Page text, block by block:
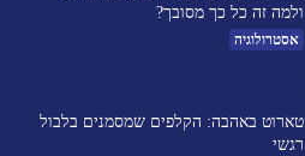
ולמה זה כל כך מסובך?
אסטרולוגיה
טארוט באהבה: הקלפים שמסמנים בלבול
רגשי